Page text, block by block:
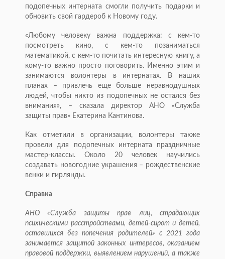
подопечных интерната смогли получить подарки и
обновить свой гардероб к Новому году.
«Любому человеку важна поддержка: с кем-то
посмотреть кино, с кем-то позаниматься
математикой, с кем-то почитать интересную книгу, а
кому-то важно просто поговорить. Именно этим и
занимаются волонтеры в интернатах. В наших
планах – привлечь еще больше неравнодушных
людей, чтобы никто из подопечных не остался без
внимания», – сказала директор АНО «Служба
защиты прав» Екатерина Кантинова.
Как отметили в организации, волонтеры также
провели для подопечных интерната праздничные
мастер-классы. Около 20 человек научились
создавать новогодние украшения – рождественские
венки и гирлянды.
Справка
АНО «Служба защиты прав лиц, страдающих
психическими расстройствами, детей-сирот и детей,
оставшихся без попечения родителей» с 2021 года
занимается защитой законных интересов, оказанием
правовой поддержки, выявлением нарушений, а также